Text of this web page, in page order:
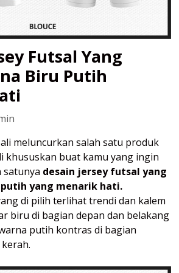
Futsal Yang
Biru Putih
meluncurkan salah satu produk
khususkan buat kamu yang ingin
satunya desain jersey futsal yang
yang menarik hati.
di pilih terlihat trendi dan kalem
biru di bagian depan dan belakang
putih kontras di bagian